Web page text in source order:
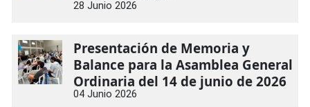
28 Junio 2026
Presentación de Memoria y
Balance para la Asamblea General
Ordinaria del 14 de junio de 2026
04 Junio 2026